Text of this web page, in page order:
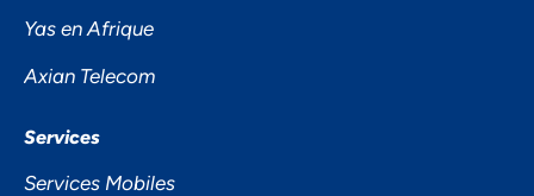
Yas en Afrique
Axian Telecom
Services
Services Mobiles